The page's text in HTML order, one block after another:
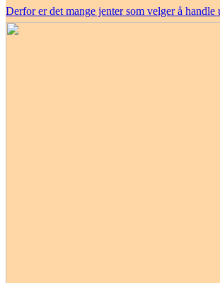
Derfor er det mange jenter som velger å handle